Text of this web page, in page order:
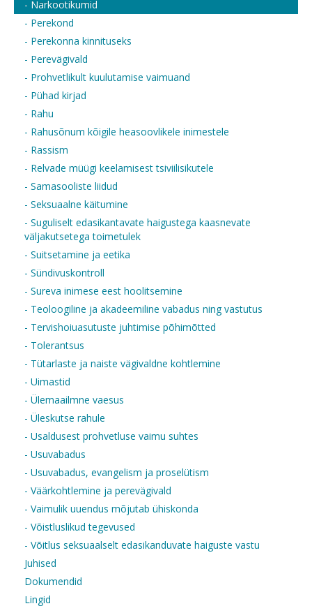
- Narkootikumid
- Perekond
- Perekonna kinnituseks
- Perevägivald
- Prohvetlikult kuulutamise vaimuand
- Pühad kirjad
- Rahu
- Rahusõnum kõigile heasoovlikele inimestele
- Rassism
- Relvade müügi keelamisest tsiviilisikutele
- Samasooliste liidud
- Seksuaalne käitumine
- Suguliselt edasikantavate haigustega kaasnevate
väljakutsetega toimetulek
- Suitsetamine ja eetika
- Sündivuskontroll
- Sureva inimese eest hoolitsemine
- Teoloogiline ja akadeemiline vabadus ning vastutus
- Tervishoiuasutuste juhtimise põhimõtted
- Tolerantsus
- Tütarlaste ja naiste vägivaldne kohtlemine
- Uimastid
- Ülemaailmne vaesus
- Üleskutse rahule
- Usaldusest prohvetluse vaimu suhtes
- Usuvabadus
- Usuvabadus, evangelism ja proselütism
- Väärkohtlemine ja perevägivald
- Vaimulik uuendus mõjutab ühiskonda
- Võistluslikud tegevused
- Võitlus seksuaalselt edasikanduvate haiguste vastu
Juhised
Dokumendid
Lingid